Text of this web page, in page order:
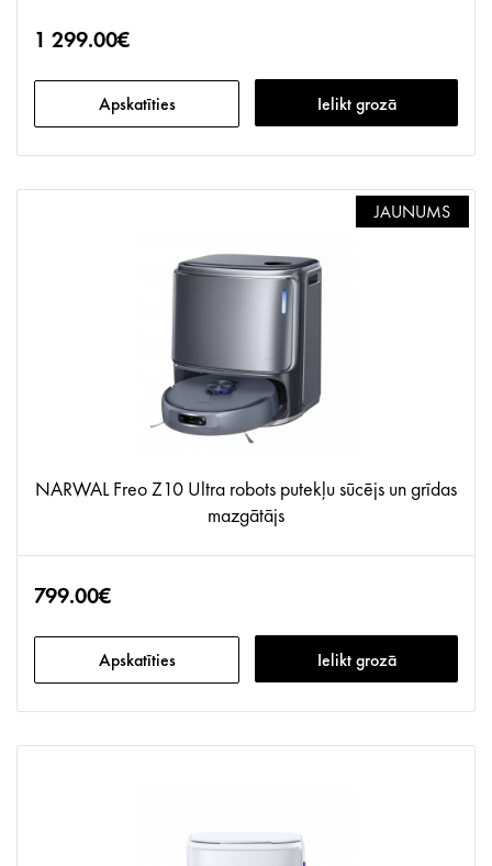
1 299.00€
Apskatīties Ielikt grozā
JAUNUMS
NARWAL Freo Z10 Ultra robots putekļu sūcējs un grīdas
mazgātājs
799.00€
Apskatīties Ielikt grozā